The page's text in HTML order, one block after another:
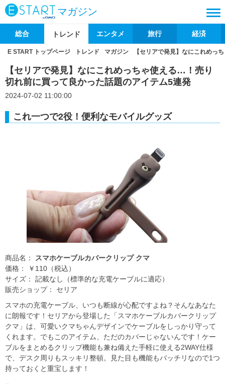
マガジン
総合 トレンド エンタメ 旅行 経済
E START トップページ トレンド マガジン 【セリアで発見】なにこれめっ
【セリアで発見】なにこれめっちゃ使える…！売り
切れ前に買って良かった話題のアイテム5連発
2024-07-02 11:00:00
これ一つで2役！便利なモバイルグッズ
商品名： スマホケーブルカバークリップ クマ
価格： ￥110（税込）
サイズ： 記載なし（標準的な充電ケーブルに適応）
販売ショップ： セリア
スマホの充電ケーブル、いつも断線が心配ですよね？そんなあなた
に朗報です！セリアから登場した「スマホケーブルカバークリップ
クマ」は、可愛いクマちゃんデザインでケーブルをしっかり守って
くれます。でもこのアイテム、ただのカバーじゃないんです！ケー
ブルをまとめるクリップ機能も兼ね備えた手軽に使える2WAY仕様
で、デスク周りもスッキリ整頓。見た目も機能もバッチリなので1つ
持っておくと重宝します！